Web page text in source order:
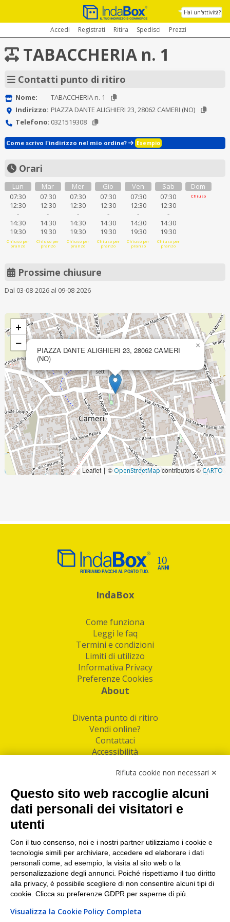
Hai un'attività?
Accedi Registrati Ritira Spedisci Prezzi
TABACCHERIA n. 1
Contatti punto di ritiro
Nome:
TABACCHERIA n. 1
Indirizzo: PIAZZA DANTE ALIGHIERI 23, 28062 CAMERI (NO)
Telefono: 0321519308
Come scrivo l'indirizzo nel mio ordine? Esempio
Orari
Lun
07:30
12:30
-
14:30
19:30
Chiuso per
pranzo
Mar
07:30
12:30
-
14:30
19:30
Chiuso per
pranzo
Mer
07:30
12:30
-
14:30
19:30
Chiuso per
pranzo
Gio
07:30
12:30
-
14:30
19:30
Chiuso per
pranzo
Ven
07:30
12:30
-
14:30
19:30
Chiuso per
pranzo
Sab
07:30
12:30
-
14:30
19:30
Chiuso per
pranzo
Dom
Chiuso
Prossime chiusure
Dal 03-08-2026 al 09-08-2026
PIAZZA DANTE ALIGHIERI 23, 28062 CAMERI
(NO)
×
+
−
Leaflet | © OpenStreetMapcontributors ©CARTO
IndaBox
Come funziona
Leggi le faq
Termini e condizioni
Limiti di utilizzo
Informativa Privacy
Preferenze Cookies
About
Diventa punto di ritiro
Vendi online?
Contattaci
Accessibilità
Facebook
Linkedin
I nostri punti di ritiro e spedizione pacchi nelle
maggiori città italiane
Torino|Milano|Roma|Bologna|Firenze| Genova
Napoli|Varese
Rifiuta cookie non necessari ✕
Questo sito web raccoglie alcuni
dati personali dei visitatori e
utenti
Con il tuo consenso, noi e i nostri partner utilizziamo i cookie e
tecnologie simili per archiviare, accedere ed elaborare i dati
personali come, ad esempio, la visita al sito web o la
personalizzazione degli annunci. Poiché rispettiamo il tuo diritto
alla privacy, è possibile scegliere di non consentire alcuni tipi di
cookie. Clicca su preferenze GDPR per saperne di più.
Visualizza la Cookie Policy Completa